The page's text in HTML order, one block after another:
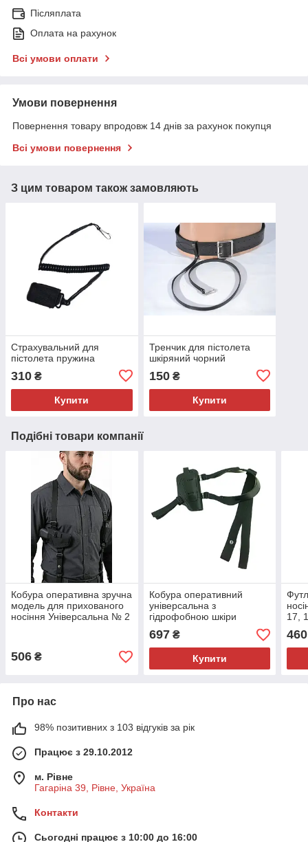
Післяплата
Оплата на рахунок
Всі умови оплати
Умови повернення
Повернення товару впродовж 14 днів за рахунок покупця
Всі умови повернення
З цим товаром також замовляють
Страхувальний для
пістолета пружина
310 ₴
Купити
Тренчик для пістолета
шкіряний чорний
150₴
Купити
Подібні товари компанії
Кобура оперативна зручна
модель для прихованого
носіння Універсальна № 2
506 ₴
Кобура оперативний
універсальна з
гідрофобною шкіри
697₴
Купити
17,
460
Про нас
98% позитивних з 103 відгуків за рік
Працює з 29.10.2012
м. Рівне
Гагаріна 39, Рівне, Україна
Контакти
Сьогодні працює з 10:00 до 16:00